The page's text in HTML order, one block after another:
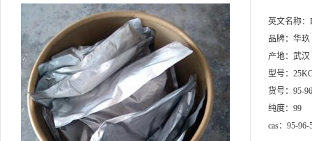
英文名称：
品牌： 华玖
产地： 武汉
型号：
货号： 95-
纯度： 99
cas： 95-96-